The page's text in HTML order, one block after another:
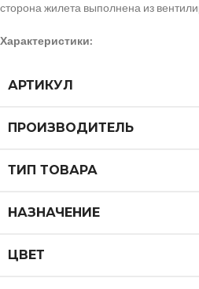
сторона жилета выполнена из
Характеристики:
АРТИКУЛ
ПРОИЗВОДИТЕЛЬ
ТИП ТОВАРА
НАЗНАЧЕНИЕ
ЦВЕТ